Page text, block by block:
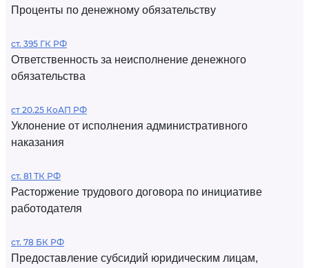
Проценты по денежному обязательству
ст. 395 ГК РФ
Ответственность за неисполнение денежного
обязательства
ст 20.25 КоАП РФ
Уклонение от исполнения административного
наказания
ст. 81 ТК РФ
Расторжение трудового договора по инициативе
работодателя
ст. 78 БК РФ
Предоставление субсидий юридическим лицам,